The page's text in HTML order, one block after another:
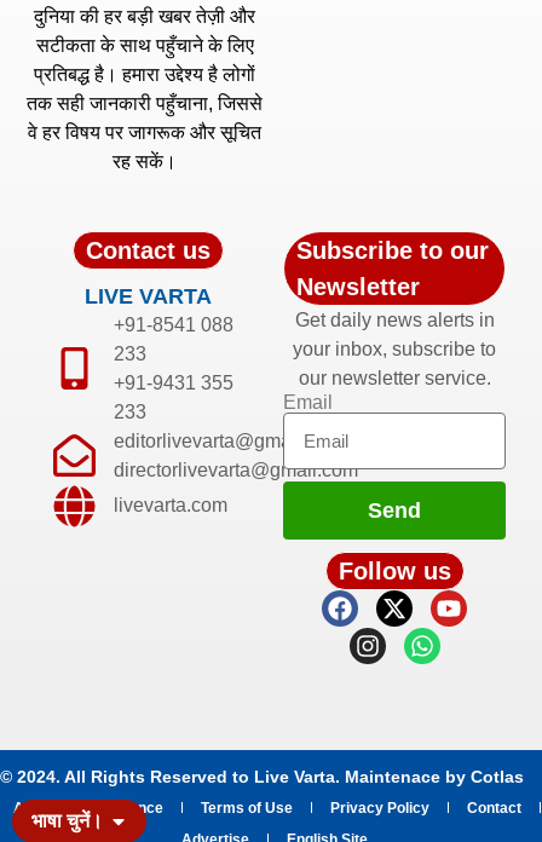
भाषा चुनें।
दुनिया की हर बड़ी खबर तेज़ी और
सटीकता के साथ पहुँचाने के लिए
प्रतिबद्ध है। हमारा उद्देश्य है लोगों
तक सही जानकारी पहुँचाना, जिससे
वे हर विषय पर जागरूक और सूचित
रह सकें।
Contact us
LIVE VARTA
+91-8541 088
233
+91-9431 355
233
editorlivevarta@gmail.com
directorlivevarta@gmail.com
livevarta.com
Subscribe to our
Newsletter
Get daily news alerts in
your inbox, subscribe to
our newsletter service.
Email
Send
Follow us
© 2024. All Rights Reserved to Live Varta. Maintenace by Cotlas
About Grievance Terms of Use Privacy Policy
Contact